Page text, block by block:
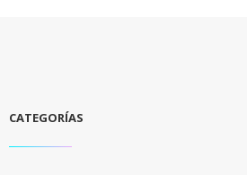
CATEGORÍAS